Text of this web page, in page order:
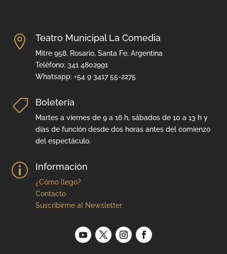
 Teatro Municipal La Comedia
Mitre 958, Rosario, Santa Fe, Argentina
Teléfono: 341 4802991
Whatsapp: +54 9 3417 55-2275
 Boletería
Martes a viernes de 9 a 16 h, sábados de 10 a 13 h y
días de función desde dos horas antes del comienzo
del espectáculo.
p Información
¿Cómo llego?
Contacto
Suscribirme al Newsletter